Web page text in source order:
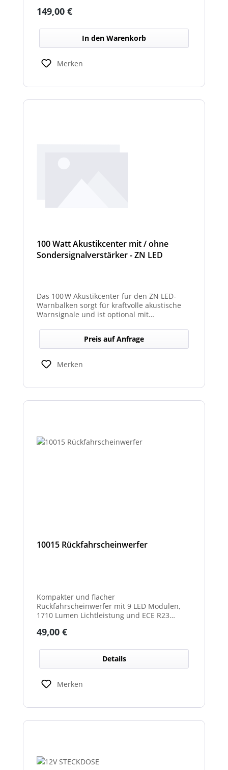
Regulärer Preis:
149,00 €
In den Warenkorb
Merken
100 Watt Akustikcenter mit / ohne
Sondersignalverstärker - ZN LED
Das 100 W Akustikcenter für den ZN LED-
Warnbalken sorgt für kraftvolle akustische
Warnsignale und ist optional mit
erhältlich.
Preis auf Anfrage
Merken
10015 Rückfahrscheinwerfer
Kompakter und flacher
Rückfahrscheinwerfer mit 9 LED Modulen,
1710 Lumen Lichtleistung und ECE R23
Regulärer Preis:
49,00 €
Details
Merken